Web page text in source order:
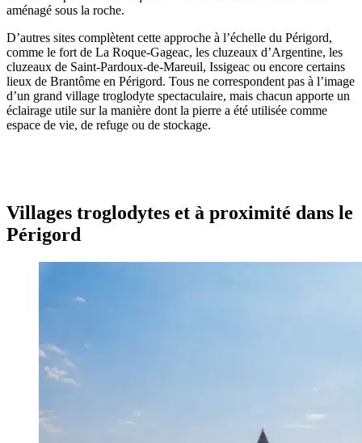
aménagé sous la roche.
D’autres sites complètent cette approche à l’échelle du Périgord,
comme le fort de La Roque-Gageac, les cluzeaux d’Argentine, les
cluzeaux de Saint-Pardoux-de-Mareuil, Issigeac ou encore certains
lieux de Brantôme en Périgord. Tous ne correspondent pas à l’image
d’un grand village troglodyte spectaculaire, mais chacun apporte un
éclairage utile sur la manière dont la pierre a été utilisée comme
espace de vie, de refuge ou de stockage.
Villages troglodytes et à proximité dans le
Périgord